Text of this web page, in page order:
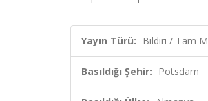
Yayın Türü: Bildiri / Tam
Basıldığı Şehir: Potsdam